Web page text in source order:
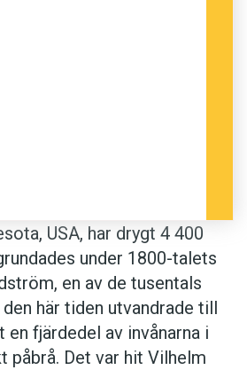
USA, har drygt 4 400
under 1800-talets
en av de tusentals
här tiden utvandrade till
en fjärdedel av invånarna i
påbrå. Det var hit Vilhelm